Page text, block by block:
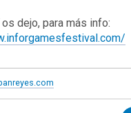
dejo, para más info: